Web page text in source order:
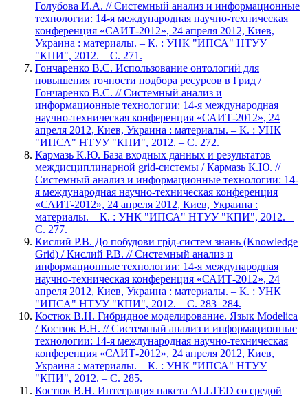
Голубова И.А. // Системный анализ и информационные
технологии: 14-я международная научно-техническая
конференция «САИТ-2012», 24 апреля 2012, Киев,
Украина : материалы. – К. : УНК "ИПСА" НТУУ
"КПИ", 2012. – С. 271.
Гончаренко В.С. Использование онтологий для
повышения точности подбора ресурсов в Грид /
Гончаренко В.С. // Системный анализ и
информационные технологии: 14-я международная
научно-техническая конференция «САИТ-2012», 24
апреля 2012, Киев, Украина : материалы. – К. : УНК
"ИПСА" НТУУ "КПИ", 2012. – С. 272.
Кармазь К.Ю. База входных данных и результатов
междисциплинарной grid-системы / Кармазь К.Ю. //
Системный анализ и информационные технологии: 14-
я международная научно-техническая конференция
«САИТ-2012», 24 апреля 2012, Киев, Украина :
материалы. – К. : УНК "ИПСА" НТУУ "КПИ", 2012. –
С. 277.
Кислий Р.В. До побудови грід-систем знань (Knowledge
Grid) / Кислий Р.В. // Системный анализ и
информационные технологии: 14-я международная
научно-техническая конференция «САИТ-2012», 24
апреля 2012, Киев, Украина : материалы. – К. : УНК
"ИПСА" НТУУ "КПИ", 2012. – С. 283–284.
Костюк В.Н. Гибридное моделирование. Язык Modelica
/ Костюк В.Н. // Системный анализ и информационные
технологии: 14-я международная научно-техническая
конференция «САИТ-2012», 24 апреля 2012, Киев,
Украина : материалы. – К. : УНК "ИПСА" НТУУ
"КПИ", 2012. – С. 285.
Костюк В.Н. Интеграция пакета ALLTED со средой